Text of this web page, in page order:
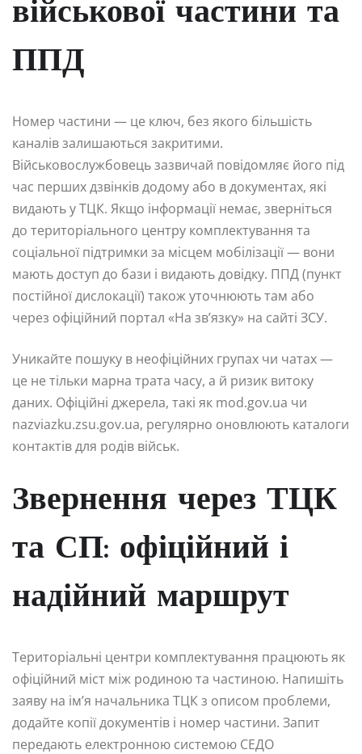
військової частини та
ППД
Номер частини — це ключ, без якого більшість
каналів залишаються закритими.
Військовослужбовець зазвичай повідомляє його під
час перших дзвінків додому або в документах, які
видають у ТЦК. Якщо інформації немає, зверніться
до територіального центру комплектування та
соціальної підтримки за місцем мобілізації — вони
мають доступ до бази і видають довідку. ППД (пункт
постійної дислокації) також уточнюють там або
через офіційний портал «На зв’язку» на сайті ЗСУ.
Уникайте пошуку в неофіційних групах чи чатах —
це не тільки марна трата часу, а й ризик витоку
даних. Офіційні джерела, такі як mod.gov.ua чи
nazviazku.zsu.gov.ua, регулярно оновлюють каталоги
контактів для родів військ.
Звернення через ТЦК
та СП: офіційний і
надійний маршрут
Територіальні центри комплектування працюють як
офіційний міст між родиною та частиною. Напишіть
заяву на ім’я начальника ТЦК з описом проблеми,
додайте копії документів і номер частини. Запит
передають електронною системою СЕДО